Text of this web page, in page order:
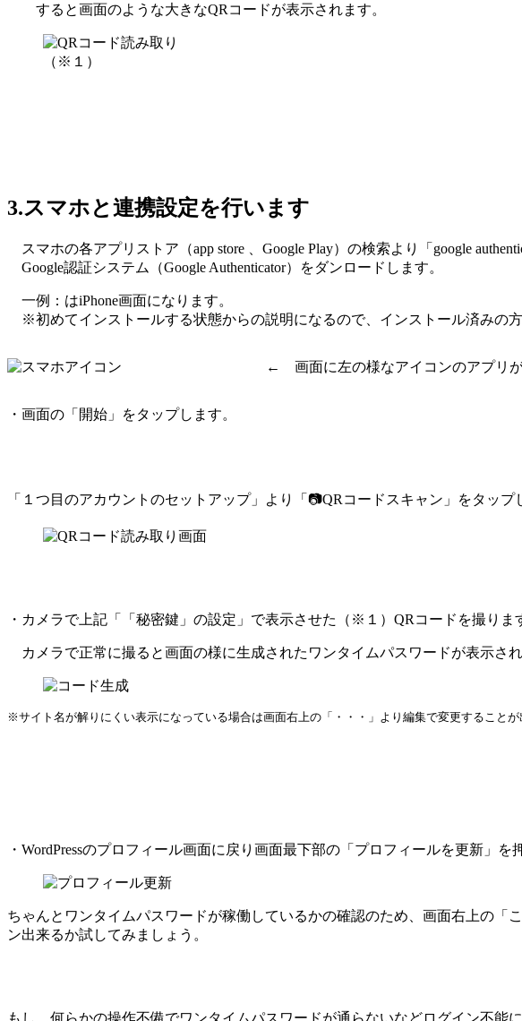
すると画面のような大きなQRコードが表示されます。
（※１）
3.スマホと連携設定を行います
スマホの各アプリストア（app store 、Google Play）の検索より「google
Google認証システム（Google Authenticator）をダンロードします。
一例：はiPhone画面になります。
※初めてインストールする状態からの説明になるので、インストール済みの
← 画面に左の様なアイコンのアプリが
・画面の「開始」をタップします。
「１つ目のアカウントのセットアップ」より「📷QRコードスキャン」をタップ
・カメラで上記「「秘密鍵」の設定」で表示させた（※１）QRコードを撮りま
カメラで正常に撮ると画面の様に生成されたワンタイムパスワードが表示され
※サイト名が解りにくい表示になっている場合は画面右上の「・・・」より編集で変更することが
・WordPressのプロフィール画面に戻り画面最下部の「プロフィールを更新」を
ちゃんとワンタイムパスワードが稼働しているかの確認のため、画面右上の
ン出来るか試してみましょう。
もし、何らかの操作不備でワンタイムパスワードが通らないなどログイン不能